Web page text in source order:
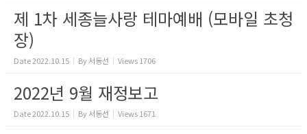
제 1차 세종늘사랑 테마예배 (모바일 초청
장)
Date2022.10.15 By서동선 Views1706
2022년 9월 재정보고
Date2022.10.15 By서동선 Views1671